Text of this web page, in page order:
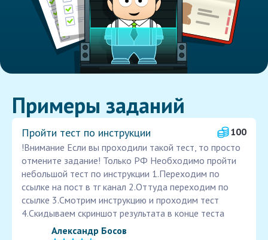
Примеры заданий
Пройти тест по инструкции
100
!Внимание Если вы проходили такой тест, то просто
отмените задание! Только РФ Необходимо пройти
небольшой тест по инструкции 1.Переходим по
ссылке на пост в тг канал 2.Оттуда переходим по
ссылке 3.Смотрим инструкцию и проходим тест
4.Скидываем скриншот результата в конце теста
Александр Босов